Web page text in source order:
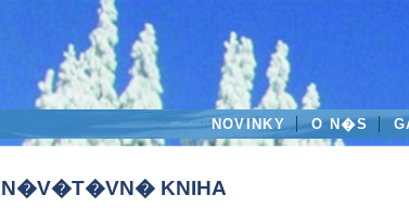
NOVINKY O N�S
N�V�T�VN� KNIHA